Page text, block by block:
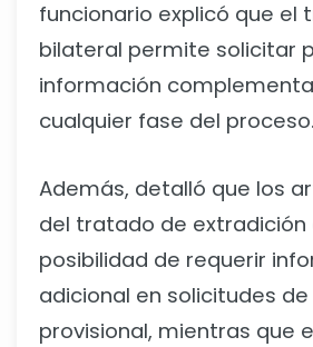
funcionario explicó que el
bilateral permite solicitar
información
cualquier fase del proceso.
Además, detalló que los
del tratado de
posibilidad de requerir
adicional en solicitudes
provisional, mientras que